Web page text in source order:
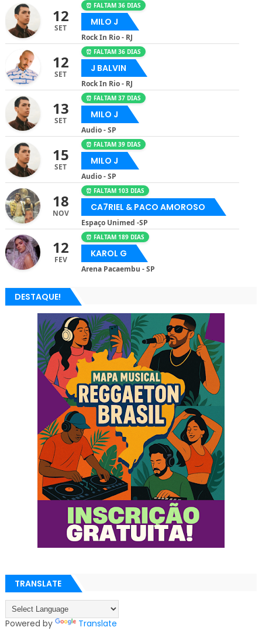
12
SET
⏰ FALTAM 36 DIAS
MILO J
Rock In Rio - RJ
12
SET
⏰ FALTAM 36 DIAS
J BALVIN
Rock In Rio - RJ
13
SET
⏰ FALTAM 37 DIAS
MILO J
Audio - SP
15
SET
⏰ FALTAM 39 DIAS
MILO J
Audio - SP
18
NOV
⏰ FALTAM 103 DIAS
CA7RIEL & PACO AMOROSO
Espaço Unimed -SP
12
FEV
⏰ FALTAM 189 DIAS
KAROL G
Arena Pacaembu - SP
DESTAQUE!
TRANSLATE
Powered by Translate